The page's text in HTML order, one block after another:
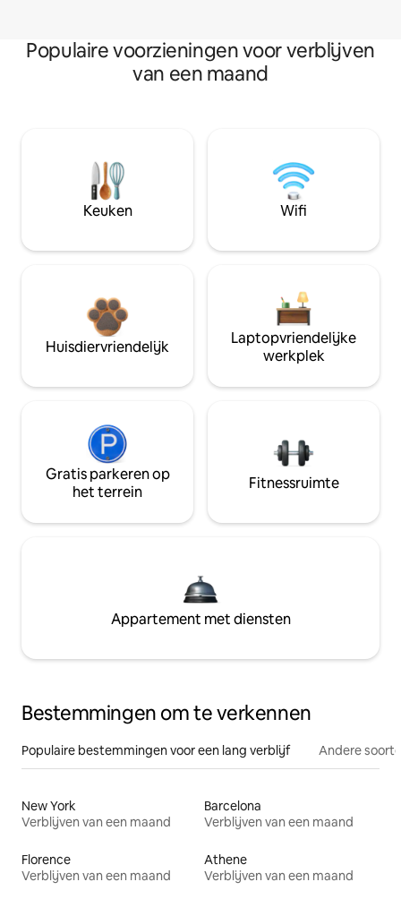
Populaire voorzieningen voor verblijven
van een maand
Keuken Wifi
Huisdiervriendelijk
Laptopvriendelijke
werkplek
Gratis parkeren op
het terrein
Fitnessruimte
Appartement met diensten
Bestemmingen om te verkennen
Populaire bestemmingen voor een lang verblijf Andere
New York
Verblijven van een maand
Barcelona
Verblijven van een maand
Florence
Verblijven van een maand
Athene
Verblijven van een maand